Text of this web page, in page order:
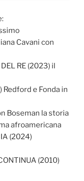
Cavani con
RE (2023) il
Redford e Fonda in
Boseman la storia
afroamericana
(2024)
(2010)